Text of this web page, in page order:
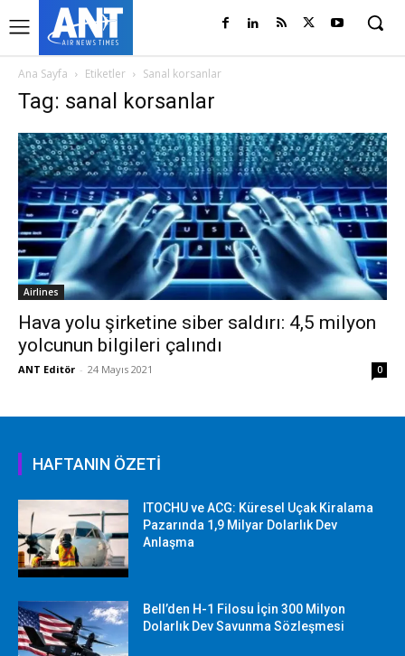
Ana Sayfa Etiketler Sanal korsanlar
Tag: sanal korsanlar
Airlines
Hava yolu şirketine siber saldırı: 4,5 milyon
yolcunun bilgileri çalındı
ANT Editör - 24 Mayıs 2021 0
HAFTANIN ÖZETİ
ITOCHU ve ACG: Küresel Uçak Kiralama
Pazarında 1,9 Milyar Dolarlık Dev
Anlaşma
Bell’den H-1 Filosu İçin 300 Milyon
Dolarlık Dev Savunma Sözleşmesi